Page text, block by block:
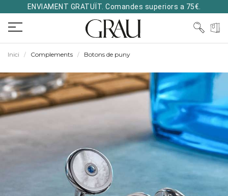
ENVIAMENT GRATUÏT. Comandes superiors a 75€.
Inici Complements Botons de puny